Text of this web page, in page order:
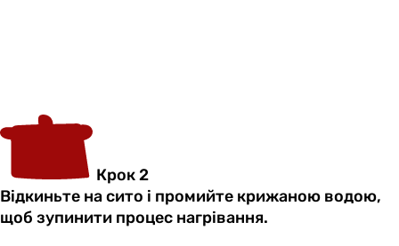
Крок 2
Відкиньте на сито і промийте крижаною водою,
щоб зупинити процес нагрівання.